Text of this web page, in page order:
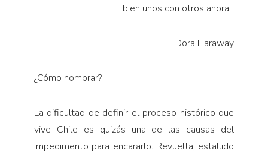
bien unos con otros ahora”.
Dora Haraway
¿Cómo nombrar?
La dificultad de definir el proceso histórico que
vive Chile es quizás una de las causas del
impedimento para encararlo. Revuelta, estallido